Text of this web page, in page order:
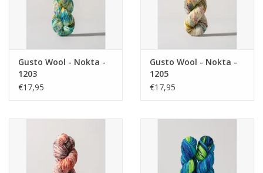
Gusto Wool - Nokta -
1203
€17,95
Gusto Wool - Nokta -
1205
€17,95